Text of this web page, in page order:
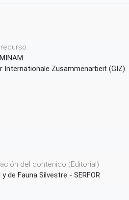
Zusammenarbeit (GIZ)
del contenido (Editorial)
de Fauna Silvestre - SERFOR